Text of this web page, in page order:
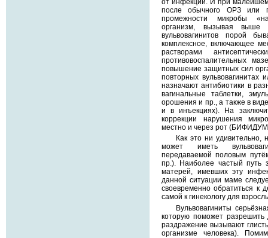
после обычного ОРЗ или
промежности микробы
организм, вызывая выше
вульвовагинитов порой
комплексное, включающее
растворами
противовоспалительных
повышение защитных сил
повторных
назначают антибиотики в
вагинальные таблетки,
орошения и пр., а также в
и в инъекциях). На
коррекции нарушения
местно и через рот
Как это ни удивительно,
может иметь
передаваемой половым
пр.). Наиболее частый путь
матерей, имевших эту
данной ситуации маме
своевременно обратиться к
самой к гинекологу для
Вульвовагиниты
которую поможет разрешить
раздражение вызывают
организме человека).